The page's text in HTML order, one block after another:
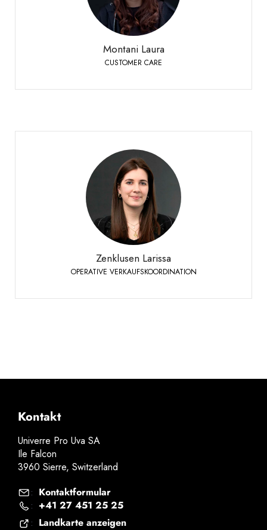
Montani Laura
CUSTOMER CARE
Telefon:
+41 27 451 25 25
Zenklusen Larissa
OPERATIVE VERKAUFSKOORDINATION
Zenklusen Larissa
OPERATIVE VERKAUFSKOORDINATION
Siders
Telefon:
+41 27 451 25 49
Kontakt
Univerre Pro Uva SA
Ile Falcon
3960 Sierre, Switzerland
: Kontaktformular
: +41 27 451 25 25
: Landkarte anzeigen